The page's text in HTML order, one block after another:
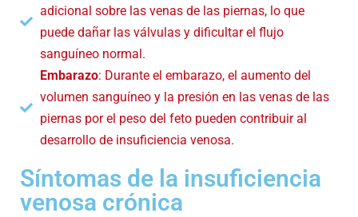
adicional sobre las venas de las piernas, lo que
puede dañar las válvulas y dificultar el flujo
sanguíneo normal.
Embarazo: Durante el embarazo, el aumento del
volumen sanguíneo y la presión en las venas de las
piernas por el peso del feto pueden contribuir al
desarrollo de insuficiencia venosa.
Síntomas de la insuficiencia
venosa crónica